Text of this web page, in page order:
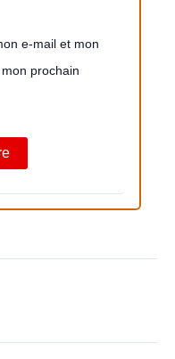
e-mail et mon
prochain